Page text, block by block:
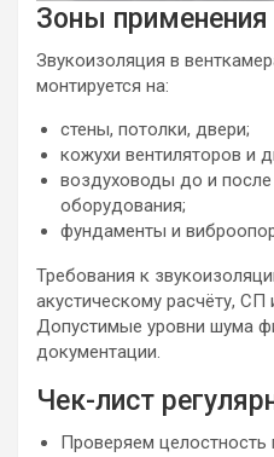
Зоны применения
Звукоизоляция в
монтируется на:
стены, потолки, двери;
кожухи вентиляторов и
воздуховоды до и
оборудования;
фундаменты и
Требования к
акустическому расчёту, СП
Допустимые уровни шума
документации.
Чек-лист
Проверяем целостность